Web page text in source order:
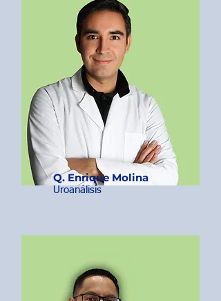
Q. Enrique Molina
Uroanálisis